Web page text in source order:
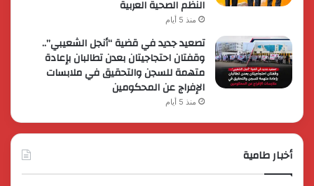
النظم الصحية العربية
منذ 5 أيام
تصعيد جديد في قضية “أنجل الشعيبي”..
وقفتان احتجاجيتان بعدن تطالبان بإعادة
متهمة للسجن والتحقيق في ملابسات
الإفراج عن المحكومين
منذ 5 أيام
أخبار طامية